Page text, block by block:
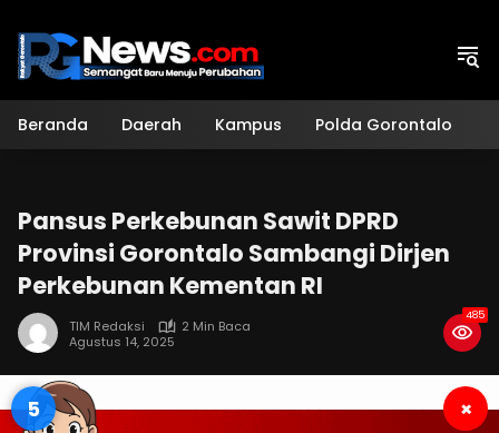
konten
Beranda Daerah Kampus Polda Gorontalo
Pansus Perkebunan Sawit DPRD
Provinsi Gorontalo Sambangi Dirjen
Perkebunan Kementan RI
TIM Redaksi
2 Min Baca
Agustus 14, 2025
485
4 ×